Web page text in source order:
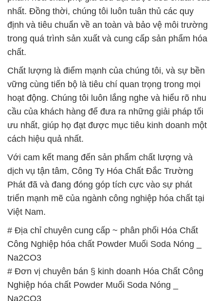
Chất lượng là điểm mạnh của chúng tôi, và sự bền
vững cùng tiến bộ là tiêu chí quan trọng trong mọi
hoạt động. Chúng tôi luôn lắng nghe và hiểu rõ nhu
cầu của khách hàng để đưa ra những giải pháp tối
ưu nhất, giúp họ đạt được mục tiêu kinh doanh một
cách hiệu quả nhất.
Với cam kết mang đến sản phẩm chất lượng và
dịch vụ tận tâm, Công Ty Hóa Chất Đắc Trường
Phát đã và đang đóng góp tích cực vào sự phát
triển mạnh mẽ của ngành công nghiệp hóa chất tại
Việt Nam.
# Địa chỉ chuyên cung cấp ~ phân phối Hóa Chất
Công Nghiệp hóa chất Powder Muối Soda Nóng _
Na2CO3
# Đơn vị chuyên bán § kinh doanh Hóa Chất Công
Nghiệp hóa chất Powder Muối Soda Nóng _
Na2CO3
# Đơn vị phân phối ► cung ứng Hóa Chất Công
Nghiệp hóa chất Powder Muối Soda Nóng _
Na2CO3
# Địa chỉ chuyên phân phối ÷ thương mại Hóa Chất